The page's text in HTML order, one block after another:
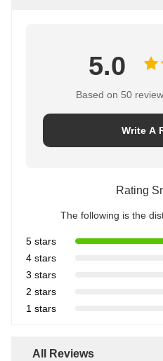
5.0
Based on 50
Write A
Rating
The following is the
5 stars
4 stars
3 stars
2 stars
1 stars
All Reviews